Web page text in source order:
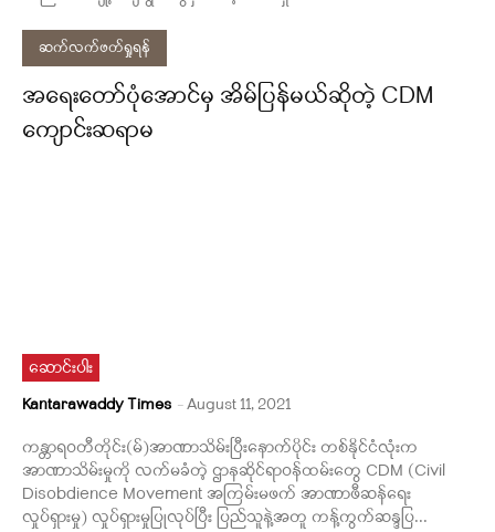
ဆက်လက်ဖတ်ရှုရန်
အရေးတော်ပုံအောင်မှ အိမ်ပြန်မယ်ဆိုတဲ့ CDM
ကျောင်းဆရာမ
ဆောင်းပါး
Kantarawaddy Times -August 11, 2021
ကန္တာရဝတီတိုင်း(မ်)အာဏာသိမ်းပြီးနောက်ပိုင်း တစ်နိုင်ငံလုံးက
အာဏာသိမ်းမှုကို လက်မခံတဲ့ ဌာနဆိုင်ရာဝန်ထမ်းတွေ CDM (Civil
Disobdience Movement အကြမ်းမဖက် အာဏာဖီဆန်ရေး
လှုပ်ရှားမှု) လှုပ်ရှားမှုပြုလုပ်ပြီး ပြည်သူနဲ့အတူ ကန့်ကွက်ဆန္ဒပြ...